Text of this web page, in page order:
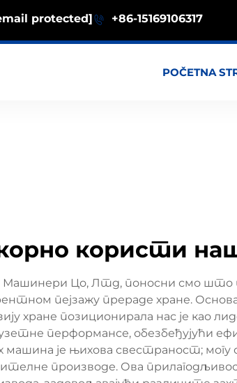
protected] +86-15169106317
POČETNA
користи
Машинери Цо, Лтд, поносни смо што
пејзажу прераде хране.
хране позиционирала нас је као
перформансе, обезбеђујући
је њихова свестраност; могу
производе. Ова